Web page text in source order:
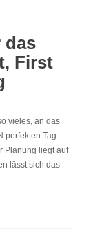
das
First
vieles, an das
perfekten Tag
Planung liegt auf
lässt sich das